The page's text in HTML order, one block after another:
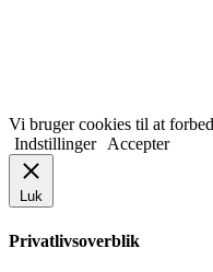
Vi bruger cookies til at
Indstillinger Accepter
Luk
Privatlivsoverblik